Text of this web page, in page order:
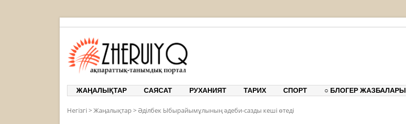
ЖАҢАЛЫҚТАР САЯСАТ РУХАНИЯТ ТАРИХ СПОРТ ○ БЛОГЕР ЖАЗБАЛАРЫ
Негізгі>Жаңалықтар>Әділбек Ыбырайымұлының әдеби-сазды кеші өтеді